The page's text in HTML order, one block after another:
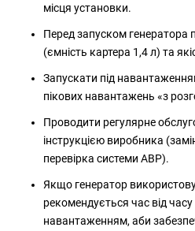
місця установки.
Перед запуском генератора
(ємність картера 1,4 л) та
Запускати під
пікових навантажень «з
Проводити регулярне
інструкцією виробника
перевірка системи АВР).
Якщо генератор
рекомендується час від
навантаженням, аби